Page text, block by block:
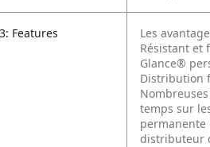
Features Les
Résistant et
Glance®
Distribution
temps sur
permanente
distributeur